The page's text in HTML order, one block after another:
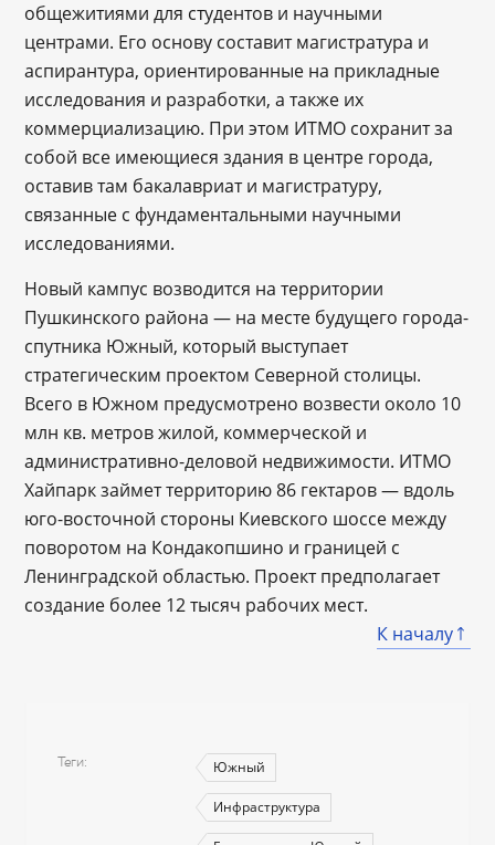
общежитиями для студентов и научными
центрами. Его основу составит магистратура и
аспирантура, ориентированные на прикладные
исследования и разработки, а также их
коммерциализацию. При этом ИТМО сохранит за
собой все имеющиеся здания в центре города,
оставив там бакалавриат и магистратуру,
связанные с фундаментальными научными
исследованиями.
Новый кампус возводится на территории
Пушкинского района ― на месте будущего города-
спутника Южный, который выступает
стратегическим проектом Северной столицы.
Всего в Южном предусмотрено возвести около 10
млн кв. метров жилой, коммерческой и
административно-деловой недвижимости. ИТМО
Хайпарк займет территорию 86 гектаров ― вдоль
юго-восточной стороны Киевского шоссе между
поворотом на Кондакопшино и границей с
Ленинградской областью. Проект предполагает
создание более 12 тысяч рабочих мест.
К началу
Теги Южный
Инфраструктура